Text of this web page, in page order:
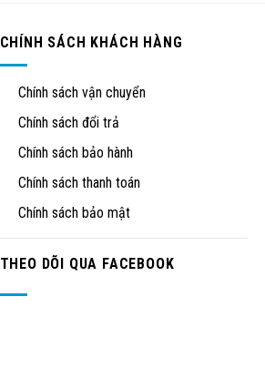
CHÍNH SÁCH KHÁCH HÀNG
Chính sách vận chuyển
Chính sách đổi trả
Chính sách bảo hành
Chính sách thanh toán
Chính sách bảo mật
THEO DÕI QUA FACEBOOK